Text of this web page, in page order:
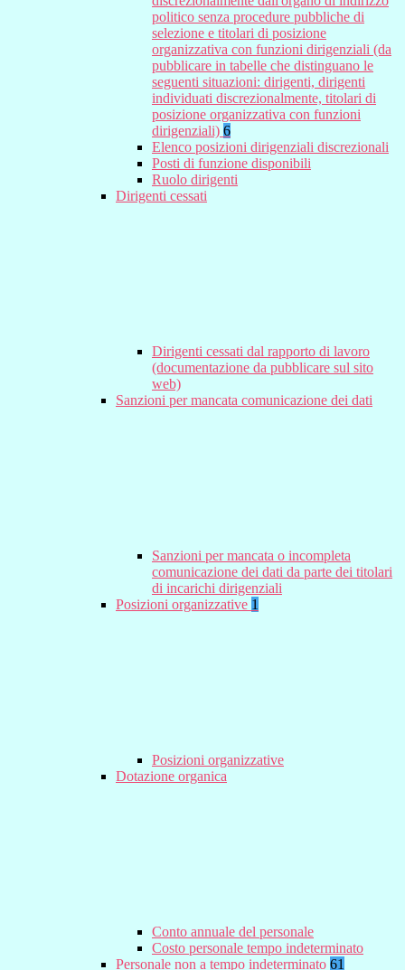
politico senza procedure pubbliche di
selezione e titolari di posizione
organizzativa con funzioni dirigenziali (da
pubblicare in tabelle che distinguano le
seguenti situazioni: dirigenti, dirigenti
individuati discrezionalmente, titolari di
posizione organizzativa con funzioni
dirigenziali) 6
Elenco posizioni dirigenziali discrezionali
Posti di funzione disponibili
Ruolo dirigenti
Dirigenti cessati
Dirigenti cessati dal rapporto di lavoro
(documentazione da pubblicare sul sito
web)
Sanzioni per mancata comunicazione dei dati
Sanzioni per mancata o incompleta
comunicazione dei dati da parte dei titolari
di incarichi dirigenziali
Posizioni organizzative 1
Posizioni organizzative
Dotazione organica
Conto annuale del personale
Costo personale tempo indeterminato
Personale non a tempo indeterminato 61